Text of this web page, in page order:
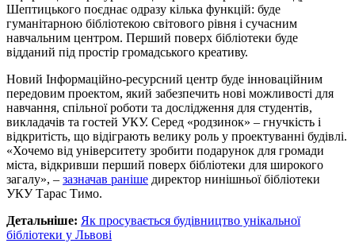
Шептицького поєднає одразу кілька функцій: буде
гуманітарною бібліотекою світового рівня і сучасним
навчальним центром. Перший поверх бібліотеки буде
відданий під простір громадського креативу.
Новий Інформаційно-ресурсний центр буде інноваційним
передовим проектом, який забезпечить нові можливості для
навчання, спільної роботи та дослідження для студентів,
викладачів та гостей УКУ. Серед «родзинок» – гнучкість і
відкритість, що відіграють велику роль у проектуванні будівлі.
«Хочемо від університету зробити подарунок для громади
міста, відкривши перший поверх бібліотеки для широкого
загалу», – зазначав раніше директор нинішньої бібліотеки
УКУ Тарас Тимо.
Детальніше: Як просувається будівництво унікальної
бібліотеки у Львові